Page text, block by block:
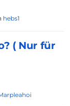
hebs1
( Nur für